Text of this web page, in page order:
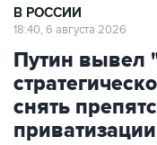
В РОССИИ
18:40, 6 августа 2026
Путин вывел
снять
приватизации